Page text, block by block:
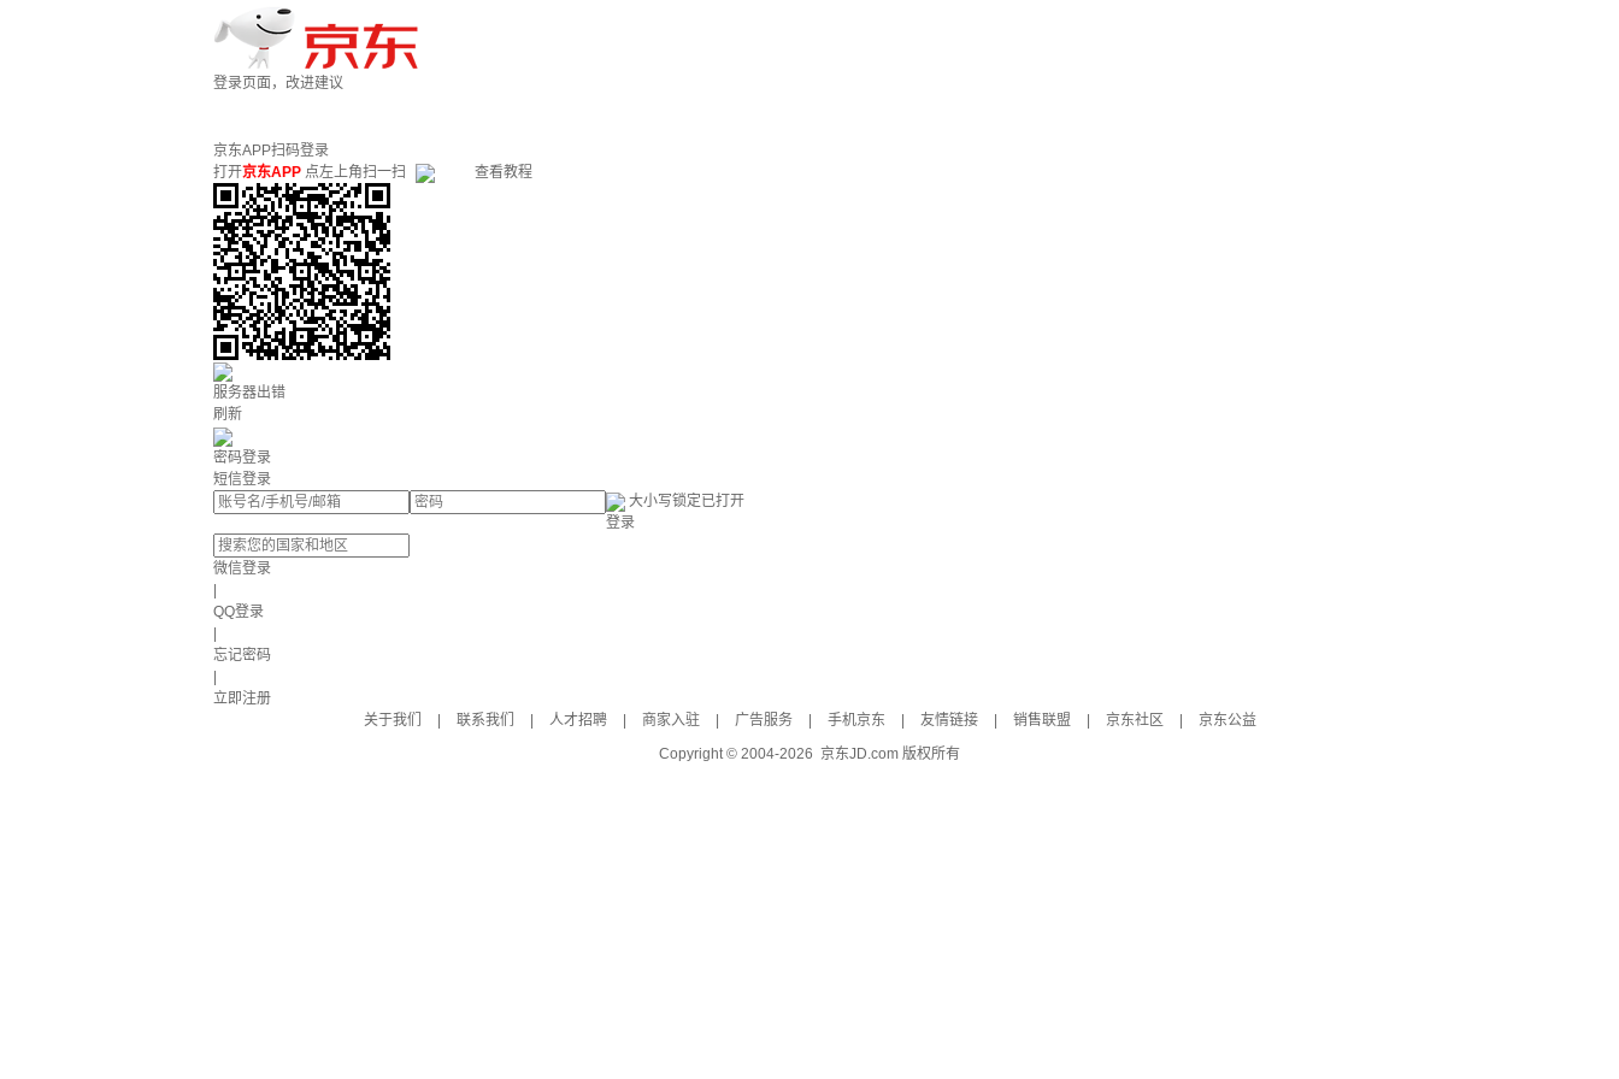
登录页面，改进建议
京东APP扫码登录
打开京东APP 点左上角扫一扫 查看教程
服务器出错
刷新
密码登录
短信登录
大小写锁定已打开
登录
微信登录
QQ登录
忘记密码
立即注册
关于我们
联系我们 人才招聘 商家入驻 广告服务 手机京东 友情链接 销售联盟 京东社区
京东公益
Copyright © 2004-2026 京东JD.com 版权所有